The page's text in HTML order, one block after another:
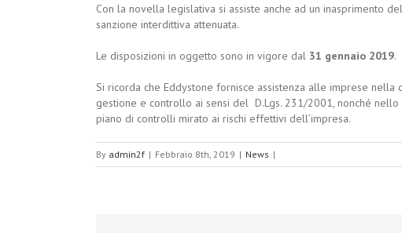
Con la novella legislativa si assiste anche ad un inasprimento
sanzione interdittiva attenuata.
Le disposizioni in oggetto sono in vigore dal 31 gennaio 2019.
Si ricorda che Eddystone fornisce assistenza alle imprese
gestione e controllo ai sensi del D.Lgs. 231/2001, nonché
piano di controlli mirato ai rischi effettivi dell’impresa.
By admin2f | Febbraio 8th, 2019 | News |